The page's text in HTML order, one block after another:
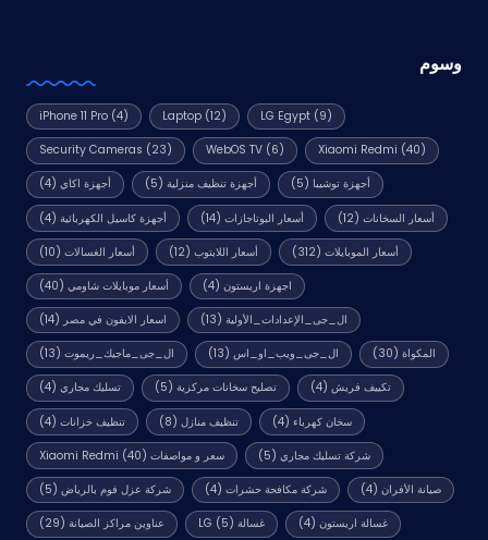
وسوم
iPhone 11 Pro (4) Laptop(12) LG Egypt(9)
Security Cameras (23) WebOS TV(6) Xiaomi Redmi (40)
أجهزة اكاي(4) أجهزة تنظيف منزلية (5) أجهزة توشيبا (5)
أجهزة كاسيل الكهربائية(4) أسعار البوتاجازات (14) أسعار السخانات (12)
أسعار الغسالات(10) أسعار اللابتوب (12) أسعار الموبايلات (312)
أسعار موبايلات شاومي(40) اجهزة اريستون (4)
اسعار الايفون في مصر (14) ال_جى_الإعدادات_الأولية (13)
ال_جى_ماجيك_ريموت(13) ال_جى_ويب_او_اس (13) المكواة (30)
تسليك مجاري(4) تصليح سخانات مركزية (5) تكييف فريش (4)
تنظيف خزانات(4) تنظيف منازل (8) سخان كهرباء (4)
سعر و مواصفات Xiaomi Redmi (40) شركة تسليك مجاري (5)
شركة عزل فوم بالرياض(5) شركة مكافحة حشرات (4) صيانة الأفران (4)
عناوين مراكز الصيانة(29) غسالة LG (5) غسالة اريستون (4)